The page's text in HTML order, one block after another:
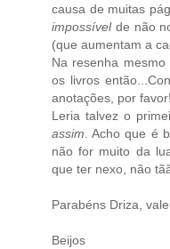
causa de muitas
impossívelde não
(que aumentam a
Na resenha
os livros
anotações, por
Leria talvez o
assim . Acho que é
não for muito da
que ter nexo, não
Parabéns Driza,
Beijos